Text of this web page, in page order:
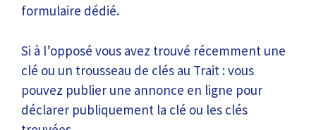
formulaire dédié.
Si à l’opposé vous avez trouvé récemment une
clé ou un trousseau de clés au Trait : vous
pouvez publier une annonce en ligne pour
déclarer publiquement la clé ou les clés